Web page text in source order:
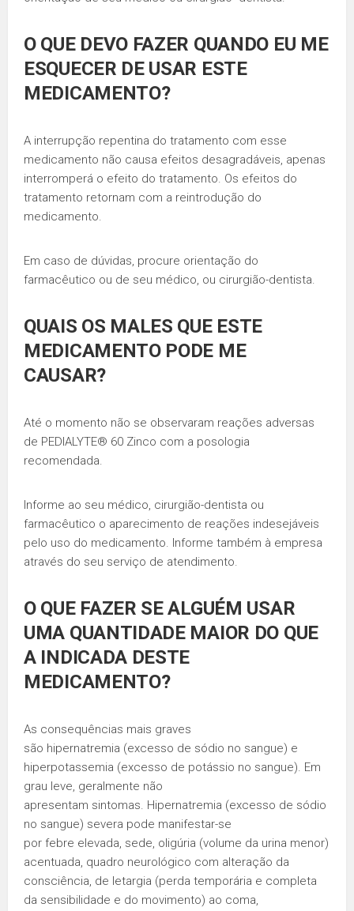
O QUE DEVO FAZER QUANDO EU ME
ESQUECER DE USAR ESTE
MEDICAMENTO?
A interrupção repentina do tratamento com esse
medicamento não causa efeitos desagradáveis, apenas
interromperá o efeito do tratamento. Os efeitos do
tratamento retornam com a reintrodução do
medicamento.
Em caso de dúvidas, procure orientação do
farmacêutico ou de seu médico, ou cirurgião-dentista.
QUAIS OS MALES QUE ESTE
MEDICAMENTO PODE ME
CAUSAR?
Até o momento não se observaram reações adversas
de PEDIALYTE® 60 Zinco com a posologia
recomendada.
Informe ao seu médico, cirurgião-dentista ou
farmacêutico o aparecimento de reações indesejáveis
pelo uso do medicamento. Informe também à empresa
através do seu serviço de atendimento.
O QUE FAZER SE ALGUÉM USAR
UMA QUANTIDADE MAIOR DO QUE
A INDICADA DESTE
MEDICAMENTO?
As consequências mais graves
são hipernatremia (excesso de sódio no sangue) e
hiperpotassemia (excesso de potássio no sangue). Em
grau leve, geralmente não
apresentam sintomas. Hipernatremia (excesso de sódio
no sangue) severa pode manifestar-se
por febre elevada, sede, oligúria (volume da urina menor)
acentuada, quadro neurológico com alteração da
consciência, de letargia (perda temporária e completa
da sensibilidade e do movimento) ao coma,